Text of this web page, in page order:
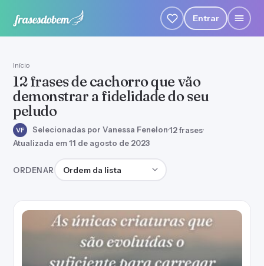
Entrar
Início
12 frases de cachorro que vão
demonstrar a fidelidade do seu
peludo
VF Selecionadas por Vanessa Fenelon·12 frases·
Atualizada em 11 de agosto de 2023
ORDENAR Ordenar frases